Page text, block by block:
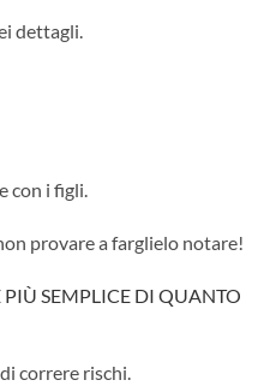
dettagli.
con i figli.
provare a farglielo notare!
PIÙ SEMPLICE DI QUANTO
correre rischi.